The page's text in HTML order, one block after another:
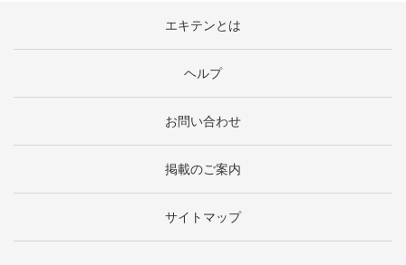
エキテンとは
ヘルプ
お問い合わせ
掲載のご案内
サイトマップ